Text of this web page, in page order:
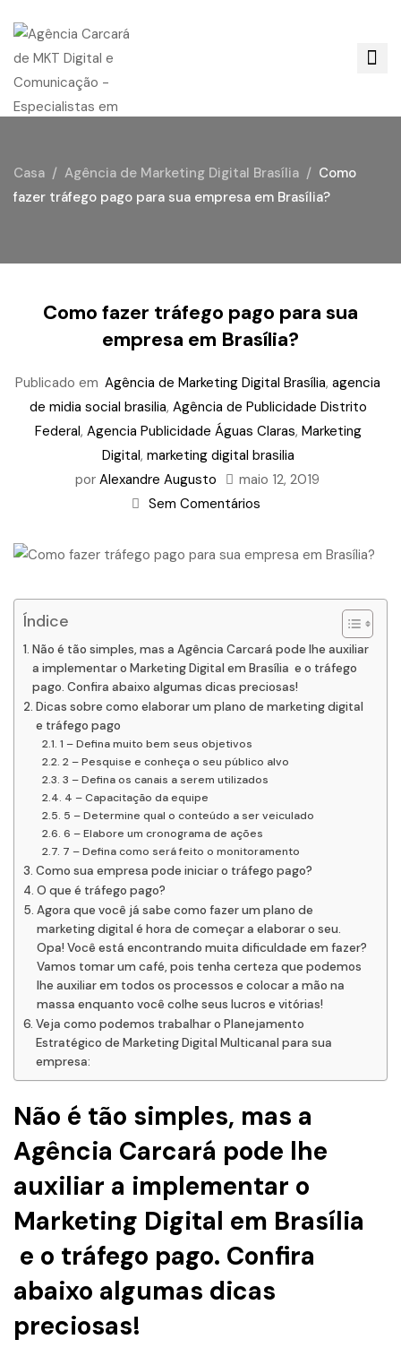
Casa Agência de Marketing Digital Brasília
Como
fazer tráfego pago para sua empresa em Brasília?
Como fazer tráfego pago para sua
empresa em Brasília?
Publicado em Agência de Marketing Digital Brasília, agencia
de midia social brasilia, Agência de Publicidade Distrito
Federal, Agencia Publicidade Águas Claras, Marketing
Digital, marketing digital brasilia
por Alexandre Augusto
maio 12, 2019
Sem Comentários
Índice
Não é tão simples, mas a Agência Carcará pode lhe auxiliar
a implementar o Marketing Digital em Brasília e o tráfego
pago. Confira abaixo algumas dicas preciosas!
Dicas sobre como elaborar um plano de marketing digital
e tráfego pago
1 – Defina muito bem seus objetivos
2 – Pesquise e conheça o seu público alvo
3 – Defina os canais a serem utilizados
4 – Capacitação da equipe
5 – Determine qual o conteúdo a ser veiculado
6 – Elabore um cronograma de ações
7 – Defina como será feito o monitoramento
Como sua empresa pode iniciar o tráfego pago?
O que é tráfego pago?
Agora que você já sabe como fazer um plano de
marketing digital é hora de começar a elaborar o seu.
Opa! Você está encontrando muita dificuldade em fazer?
Vamos tomar um café, pois tenha certeza que podemos
lhe auxiliar em todos os processos e colocar a mão na
massa enquanto você colhe seus lucros e vitórias!
Veja como podemos trabalhar o Planejamento
Estratégico de Marketing Digital Multicanal para sua
empresa:
Não é tão simples, mas a
Agência Carcará pode lhe
auxiliar a implementar o
Marketing Digital em Brasília
e o tráfego pago. Confira
abaixo algumas dicas
preciosas!